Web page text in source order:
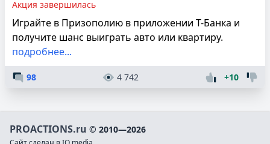
Акция завершилась
Играйте в Призополию в приложении Т-Банка и
получите шанс выиграть авто или квартиру.
подробнее...
98 4 742 +10
PROACTIONS.ru © 2010—2026